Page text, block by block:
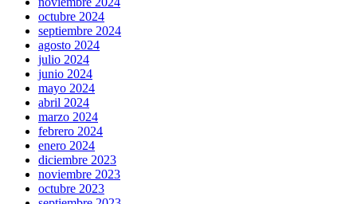
octubre 2024
septiembre 2024
agosto 2024
julio 2024
junio 2024
mayo 2024
abril 2024
marzo 2024
febrero 2024
enero 2024
diciembre 2023
noviembre 2023
octubre 2023